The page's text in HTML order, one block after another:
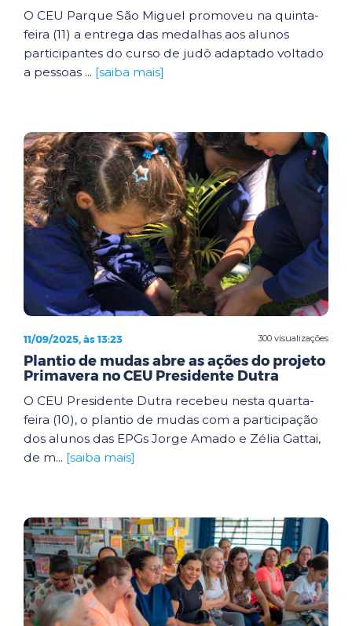
O CEU Parque São Miguel promoveu na quinta-
feira (11) a entrega das medalhas aos alunos
participantes do curso de judô adaptado voltado
a pessoas ... [saiba mais]
300 visualizações
11/09/2025, às 13:23
Plantio de mudas abre as ações do projeto
Primavera no CEU Presidente Dutra
O CEU Presidente Dutra recebeu nesta quarta-
feira (10), o plantio de mudas com a participação
dos alunos das EPGs Jorge Amado e Zélia Gattai,
de m... [saiba mais]